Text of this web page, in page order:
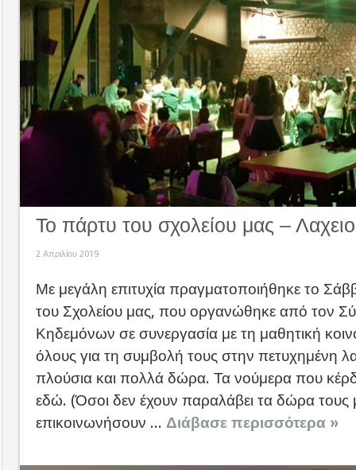
Το πάρτυ του σχολείου μας –
2 Απριλίου 2019
Με μεγάλη επιτυχία πραγματοποιήθηκε το
του Σχολείου μας, που οργανώθηκε από τον
Κηδεμόνων σε συνεργασία με τη μαθητική
όλους για τη συμβολή τους στην πετυχημένη
πλούσια και πολλά δώρα. Τα νούμερα που
εδώ. (Όσοι δεν έχουν παραλάβει τα δώρα
επικοινωνήσουν ... Διάβασε περισσότερα »